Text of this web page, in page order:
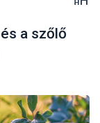
a szőlő